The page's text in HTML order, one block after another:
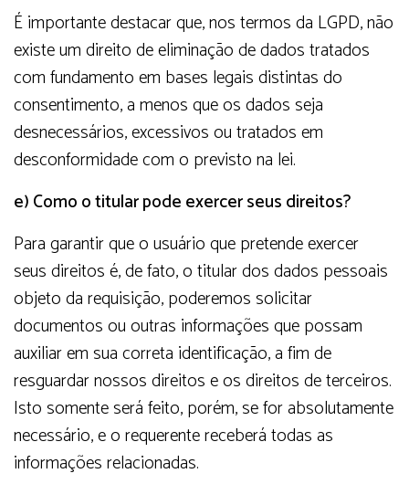
É importante destacar que, nos termos da LGPD, não
existe um direito de eliminação de dados tratados
com fundamento em bases legais distintas do
consentimento, a menos que os dados seja
desnecessários, excessivos ou tratados em
desconformidade com o previsto na lei.
e) Como o titular pode exercer seus direitos?
Para garantir que o usuário que pretende exercer
seus direitos é, de fato, o titular dos dados pessoais
objeto da requisição, poderemos solicitar
documentos ou outras informações que possam
auxiliar em sua correta identificação, a fim de
resguardar nossos direitos e os direitos de terceiros.
Isto somente será feito, porém, se for absolutamente
necessário, e o requerente receberá todas as
informações relacionadas.